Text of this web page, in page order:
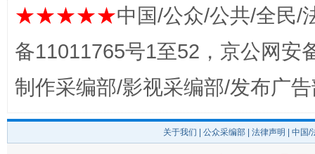
法徽映军营 权益有保障
★★★★★中国/公众/公共/全民/
备11011765号1至52，京公网安
制作采编部/影视采编部/发布广
关于我们 公众采编部 法律声明 | 中国